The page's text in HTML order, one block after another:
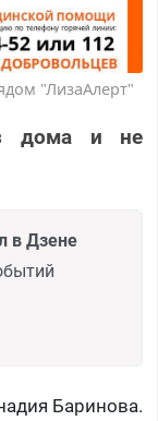
"ЛизаАлерт"
дома и не
в Дзене
Баринова.